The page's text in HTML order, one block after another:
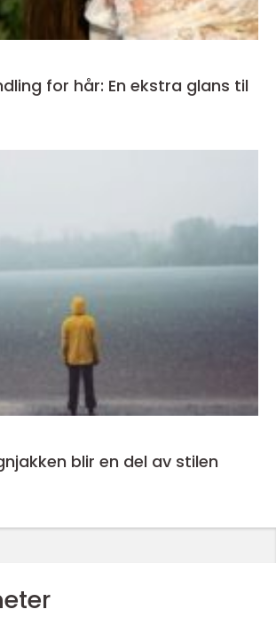
for hår: En ekstra glans til
regnjakken blir en del av stilen